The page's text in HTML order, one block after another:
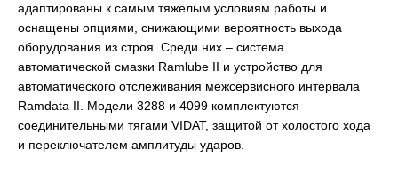
адаптированы к самым тяжелым условиям работы и
оснащены опциями, снижающими вероятность выхода
оборудования из строя. Среди них – система
автоматической смазки Ramlube II и устройство для
автоматического отслеживания межсервисного интервала
Ramdata II. Модели 3288 и 4099 комплектуются
соединительными тягами VIDAT, защитой от холостого хода
и переключателем амплитуды ударов.